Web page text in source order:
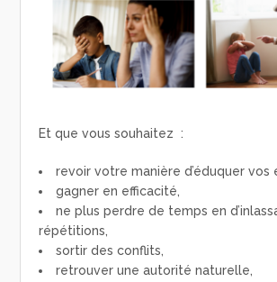
Et que vous souhaitez :
revoir votre manière d’éduquer vos
gagner en efficacité,
ne plus perdre de temps en
répétitions,
sortir des conflits,
retrouver une autorité naturelle,